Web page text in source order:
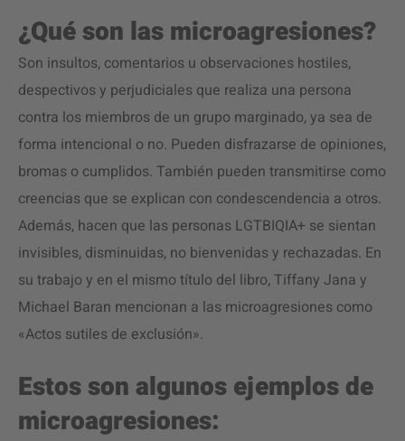
¿Qué son las microagresiones?
Son insultos, comentarios u observaciones hostiles,
despectivos y perjudiciales que realiza una persona
contra los miembros de un grupo marginado, ya sea de
forma intencional o no. Pueden disfrazarse de opiniones,
bromas o cumplidos. También pueden transmitirse como
creencias que se explican con condescendencia a otros.
Además, hacen que las personas LGTBIQIA+ se sientan
invisibles, disminuidas, no bienvenidas y rechazadas. En
su trabajo y en el mismo título del libro, Tiffany Jana y
Michael Baran mencionan a las microagresiones como
«Actos sutiles de exclusión».
Estos son algunos ejemplos de
microagresiones: